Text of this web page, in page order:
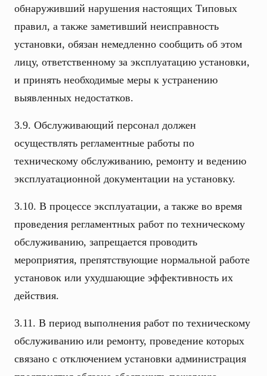
обнаруживший нарушения настоящих Типовых
правил, а также заметивший неисправность
установки, обязан немедленно сообщить об этом
лицу, ответственному за эксплуатацию установки,
и принять необходимые меры к устранению
выявленных недостатков.
3.9. Обслуживающий персонал должен
осуществлять регламентные работы по
техническому обслуживанию, ремонту и ведению
эксплуатационной документации на установку.
3.10. В процессе эксплуатации, а также во время
проведения регламентных работ по техническому
обслуживанию, запрещается проводить
мероприятия, препятствующие нормальной работе
установок или ухудшающие эффективность их
действия.
3.11. В период выполнения работ по техническому
обслуживанию или ремонту, проведение которых
связано с отключением установки администрация